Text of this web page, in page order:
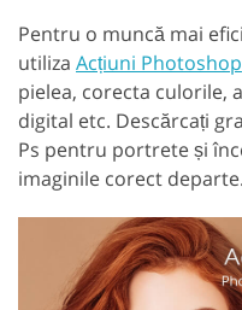
Pentru o muncă mai
utiliza Acțiuni Photoshop
pielea, corecta culorile,
digital etc. Descărcați
Ps pentru portrete și
imaginile corect departe.